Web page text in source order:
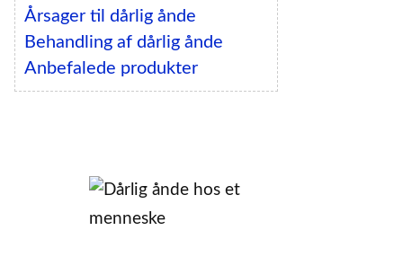
Årsager til dårlig ånde
Behandling af dårlig ånde
Anbefalede produkter